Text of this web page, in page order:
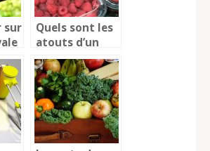
sur
Quels sont les
atouts d’un
bac gastro ?